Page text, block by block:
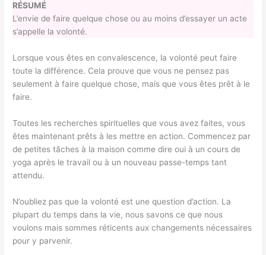
RÉSUMÉ
L’envie de faire quelque chose ou au moins d’essayer un acte
s’appelle la volonté.
Lorsque vous êtes en convalescence, la volonté peut faire
toute la différence. Cela prouve que vous ne pensez pas
seulement à faire quelque chose, mais que vous êtes prêt à le
faire.
Toutes les recherches spirituelles que vous avez faites, vous
êtes maintenant prêts à les mettre en action. Commencez par
de petites tâches à la maison comme dire oui à un cours de
yoga après le travail ou à un nouveau passe-temps tant
attendu.
N’oubliez pas que la volonté est une question d’action. La
plupart du temps dans la vie, nous savons ce que nous
voulons mais sommes réticents aux changements nécessaires
pour y parvenir.